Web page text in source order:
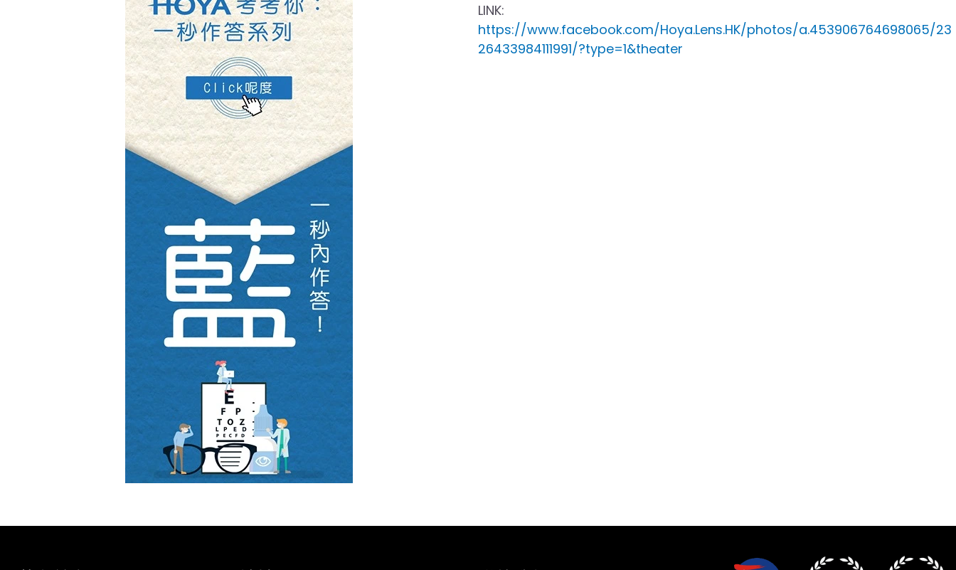
LINK:
https://www.facebook.com/Hoya.Lens.HK/photos/a.453906764698065/23
26433984111991/?type=1&theater